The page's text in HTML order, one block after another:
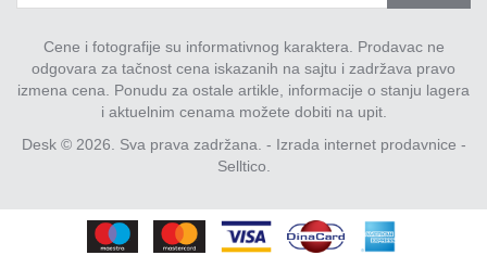
Cene i fotografije su informativnog karaktera. Prodavac ne
odgovara za tačnost cena iskazanih na sajtu i zadržava pravo
izmena cena. Ponudu za ostale artikle, informacije o stanju lagera
i aktuelnim cenama možete dobiti na upit.
Desk © 2026. Sva prava zadržana. - Izrada internet prodavnice -
Selltico.